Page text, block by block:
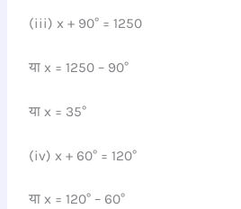
(iii) x + 90° = 1250
या x = 1250 – 90°
या x = 35°
(iv) x + 60° = 120°
या x = 120° – 60°